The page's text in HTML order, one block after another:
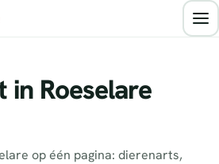
Roeselare
op één pagina: dierenarts,